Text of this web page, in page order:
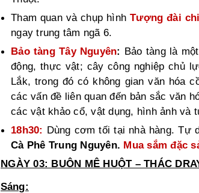
Tham quan và chụp hìnhTượng đài
ngay trung tâm ngã 6.
Bảo tàng Tây Nguyên: Bảo tàng là
động, thực vật; cây công nghiệp chủ
Lắk, trong đó có không gian văn hóa
các vấn đề liên quan đến bản sắc văn
các vật khảo cổ, vật dụng, hình ảnh và
18h30: Dùng cơm tối tại nhà hàng.Tự
Cà Phê Trung Nguyên. Mua sắm đặc
NGÀY 03: BUÔN MÊ HUỘT – THÁC
Sáng: